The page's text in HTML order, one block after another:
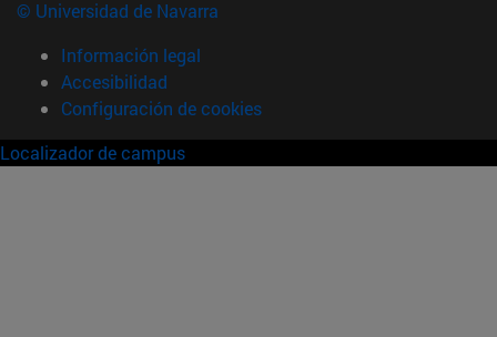
© Universidad de Navarra
Información legal
Accesibilidad
Configuración de cookies
Localizador de campus